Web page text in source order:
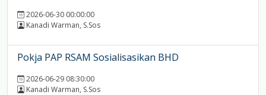
2026-06-30 00:00:00
Kanadi Warman, S.Sos
Pokja PAP RSAM Sosialisasikan BHD
2026-06-29 08:30:00
Kanadi Warman, S.Sos